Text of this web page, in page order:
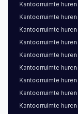
Kantoorruimte huren
Kantoorruimte huren
Kantoorruimte huren
Kantoorruimte huren
Kantoorruimte huren
Kantoorruimte huren
Kantoorruimte huren
Kantoorruimte huren
Kantoorruimte huren